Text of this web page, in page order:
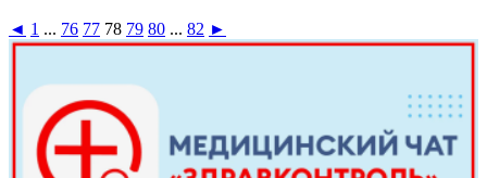
◄ 1 ... 76 77 78 79 80 ... 82 ►